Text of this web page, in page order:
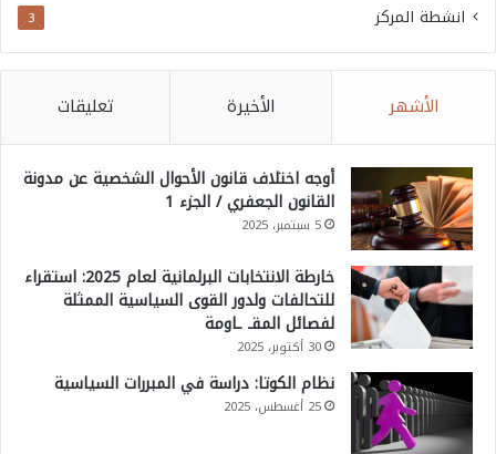
انشطة المركز 3
الأشهر الأخيرة تعليقات
أوجه اختلاف قانون الأحوال الشخصية عن مدونة
القانون الجعفري / الجزء 1
5 سبتمبر، 2025
خارطة الانتخابات البرلمانية لعام 2025: استقراء
للتحالفات ولدور القوى السياسية الممثلة
لفصائل المقـ ـاومة
30 أكتوبر، 2025
نظام الكوتا: دراسة في المبررات السياسية
25 أغسطس، 2025